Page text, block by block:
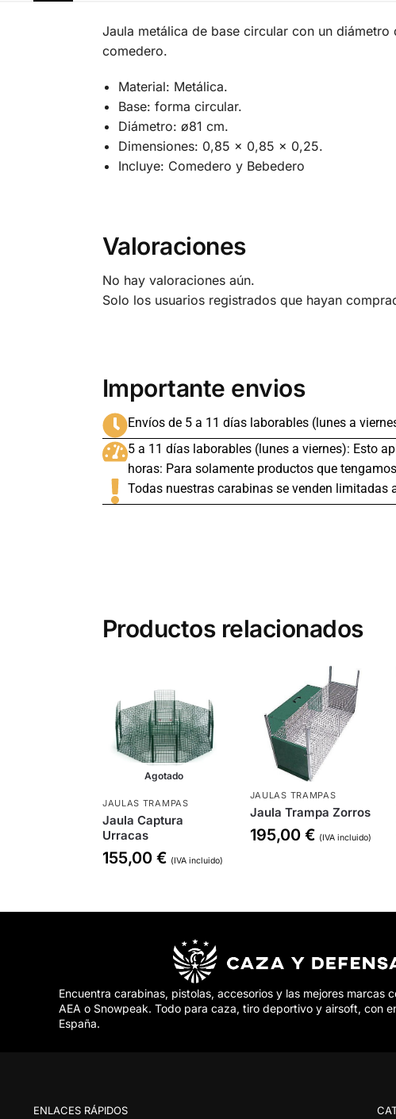
Jaula metálica de base circular con un
comedero.
Material: Metálica.
Base: forma circular.
Diámetro: ø81 cm.
Dimensiones: 0,85 x 0,85 x 0,25.
Incluye: Comedero y Bebedero
Valoraciones
No hay valoraciones aún.
Solo los usuarios registrados que hayan
Importante envios
Envíos de 5 a 11 días laborables (lunes a
5 a 11 días laborables (lunes a viernes): Esto
horas: Para solamente productos que
Todas nuestras carabinas se venden limitadas
Productos relacionados
Agotado
JAULAS TRAMPAS
Jaula Captura
Urracas
155,00 € (IVA incluido)
JAULAS TRAMPAS
Jaula Trampa Zorros
195,00 € (IVA incluido)
Encuentra carabinas, pistolas, accesorios y las mejores marcas
AEA o Snowpeak. Todo para caza, tiro deportivo y airsoft, con
España.
ENLACES RÁPIDOS